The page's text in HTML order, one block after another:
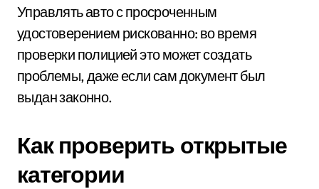
Управлять авто с просроченным
удостоверением рискованно: во время
проверки полицией это может создать
проблемы, даже если сам документ был
выдан законно.
Как проверить открытые
категории